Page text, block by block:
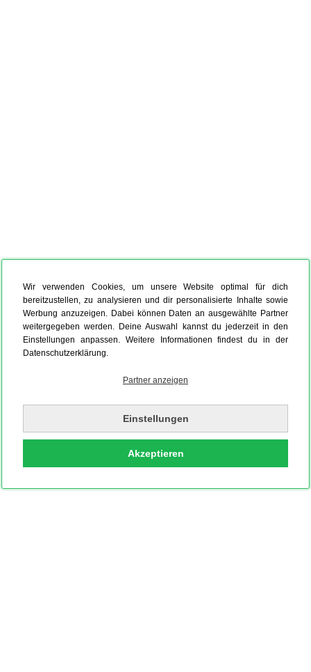
Wir verwenden Cookies, um unsere Website optimal für dich
bereitzustellen, zu analysieren und dir personalisierte Inhalte sowie
Werbung anzuzeigen. Dabei können Daten an ausgewählte Partner
weitergegeben werden. Deine Auswahl kannst du jederzeit in den
Einstellungen anpassen. Weitere Informationen findest du in der
Datenschutzerklärung.
Partner anzeigen
Einstellungen
Akzeptieren